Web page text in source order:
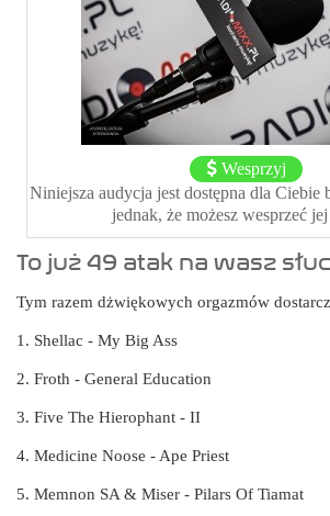
Wesprzyj
Niniejsza audycja jest dostępna dla Ciebie
jednak, że możesz wesprzeć
To już 49 atak na wasz
Tym razem dżwiękowych orgazmów
1. Shellac - My Big Ass
2. Froth - General Education
3. Five The Hierophant - II
4. Medicine Noose - Ape Priest
5. Memnon SA & Miser - Pilars Of Tiamat